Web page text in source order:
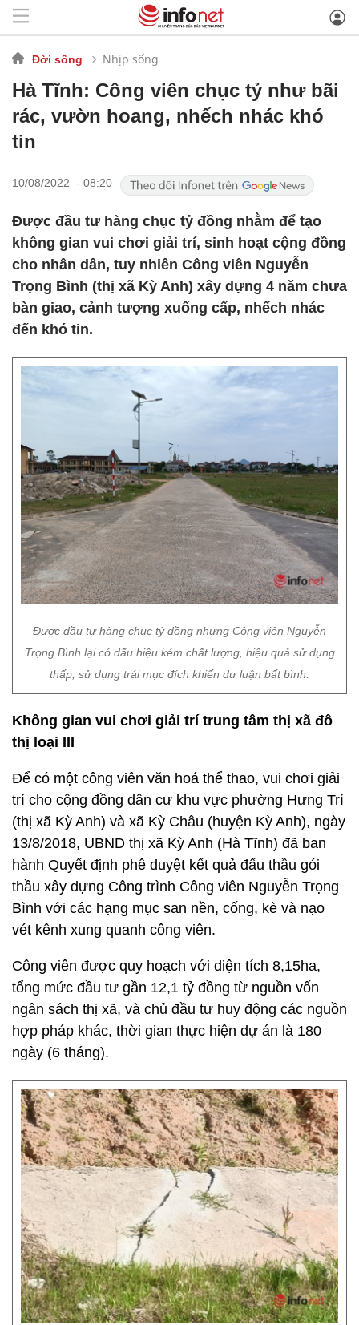
Đời sống Nhịp sống
Hà Tĩnh: Công viên chục tỷ như bãi
rác, vườn hoang, nhếch nhác khó
tin
10/08/2022 - 08:20
Được đầu tư hàng chục tỷ đồng nhằm để tạo
không gian vui chơi giải trí, sinh hoạt cộng đồng
cho nhân dân, tuy nhiên Công viên Nguyễn
Trọng Bình (thị xã Kỳ Anh) xây dựng 4 năm chưa
bàn giao, cảnh tượng xuống cấp, nhếch nhác
đến khó tin.
Được đầu tư hàng chục tỷ đồng nhưng Công viên Nguyễn
Trọng Bình lại có dấu hiệu kém chất lượng, hiệu quả sử dụng
thấp, sử dụng trái mục đích khiến dư luận bất bình.
Không gian vui chơi giải trí trung tâm thị xã đô
thị loại III
Để có một công viên văn hoá thể thao, vui chơi giải
trí cho cộng đồng dân cư khu vực phường Hưng Trí
(thị xã Kỳ Anh) và xã Kỳ Châu (huyện Kỳ Anh), ngày
13/8/2018, UBND thị xã Kỳ Anh (Hà Tĩnh) đã ban
hành Quyết định phê duyệt kết quả đấu thầu gói
thầu xây dựng Công trình Công viên Nguyễn Trọng
Bình với các hạng mục san nền, cống, kè và nạo
vét kênh xung quanh công viên.
Công viên được quy hoạch với diện tích 8,15ha,
tổng mức đầu tư gần 12,1 tỷ đồng từ nguồn vốn
ngân sách thị xã, và chủ đầu tư huy động các nguồn
hợp pháp khác, thời gian thực hiện dự án là 180
ngày (6 tháng).